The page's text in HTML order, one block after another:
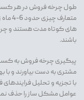
طول چرخه فروش در هر
باشند.
پیگیری چرخه فروش به
مشتری به دست بیاورند و با
با تجزیه و تحلیل فرایندهای
عوامل مشکل ساز را حذف